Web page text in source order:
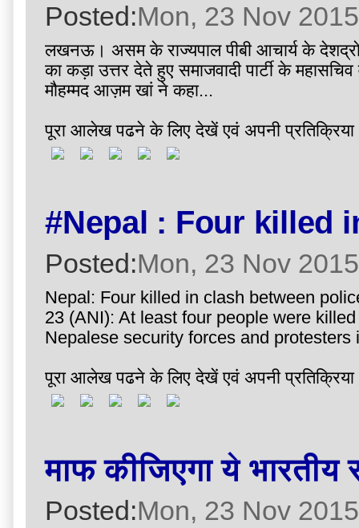
Posted:Mon, 23 Nov
लखनऊ। असम के राज्यपाल पीबी आचार्य के
का कड़ा उत्तर देते हुए समाजवादी पार्टी के
मौहम्मद आज़म खां ने कहा...
पूरा आलेख पढने के लिए देखें एवं अपनी
#Nepal : Four killed
Posted:Mon, 23 Nov
Nepal: Four killed in clash between
23 (ANI): At least four people were
Nepalese security forces and protesters
पूरा आलेख पढने के लिए देखें एवं अपनी
माफ कीजिएगा ये भारतीय
Posted:Mon, 23 Nov